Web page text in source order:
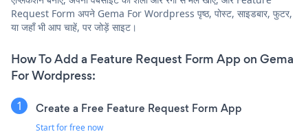
Request Form अपने Gema For Wordpress पृष्ठ, पोस्ट, साइडबार, फुटर,
या जहाँ भी आप चाहें, पर जोड़ें साइट।
How To Add a Feature Request Form App on Gema
For Wordpress:
Create a Free Feature Request Form App
Start for free now